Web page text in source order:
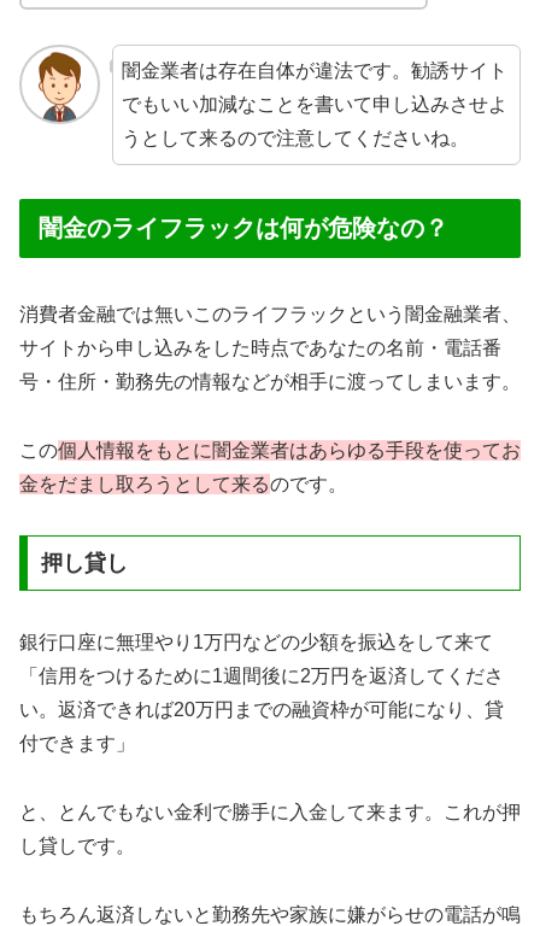
闇金業者は存在自体が違法です。勧誘サイト
でもいい加減なことを書いて申し込みさせよ
うとして来るので注意してくださいね。
闇金のライフラックは何が危険なの？
消費者金融では無いこのライフラックという闇金融業者、
サイトから申し込みをした時点であなたの名前・電話番
号・住所・勤務先の情報などが相手に渡ってしまいます。
この個人情報をもとに闇金業者はあらゆる手段を使ってお
金をだまし取ろうとして来るのです。
押し貸し
銀行口座に無理やり1万円などの少額を振込をして来て
「信用をつけるために1週間後に2万円を返済してくださ
い。返済できれば20万円までの融資枠が可能になり、貸
付できます」
と、とんでもない金利で勝手に入金して来ます。これが押
し貸しです。
もちろん返済しないと勤務先や家族に嫌がらせの電話が鳴